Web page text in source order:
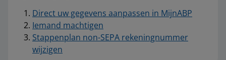
Direct uw gegevens aanpassen in MijnABP
Iemand machtigen
Stappenplan non-SEPA rekeningnummer
wijzigen